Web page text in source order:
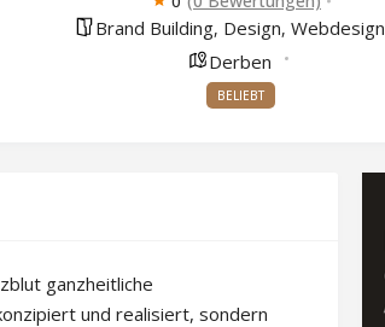
Brand Building, Design, Webdesign
Derben
BELIEBT
ganzheitliche
und realisiert, sondern